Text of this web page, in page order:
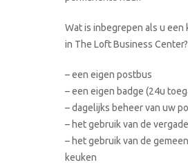
Wat is inbegrepen als u een
in The Loft Business Center?
– een eigen postbus
– een eigen badge (24u
– dagelijks beheer van uw
– het gebruik van de
– het gebruik van de
keuken